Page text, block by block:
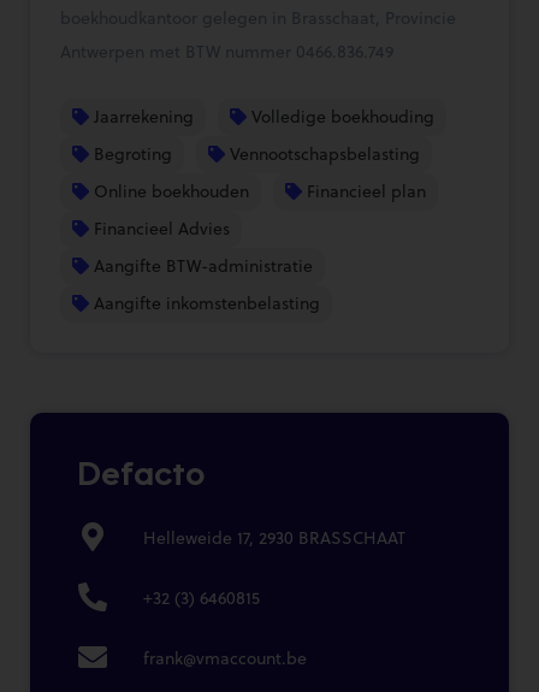
boekhoudkantoor gelegen in Brasschaat, Provincie
Antwerpen met BTW nummer 0466.836.749
Jaarrekening
Volledige boekhouding
Begroting
Vennootschapsbelasting
Online boekhouden
Financieel plan
Financieel Advies
Aangifte BTW-administratie
Aangifte inkomstenbelasting
Defacto
Helleweide 17, 2930 BRASSCHAAT
+32 (3) 6460815
frank@vmaccount.be